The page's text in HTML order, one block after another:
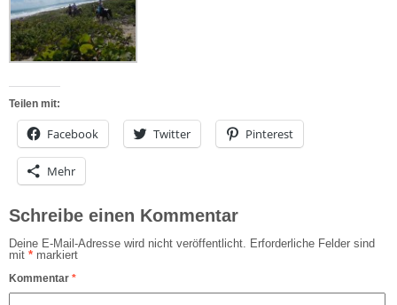
Teilen mit:
Facebook Twitter Pinterest
Mehr
Schreibe einen Kommentar
Deine E-Mail-Adresse wird nicht veröffentlicht.
Erforderliche Felder sind
mit * markiert
Kommentar *